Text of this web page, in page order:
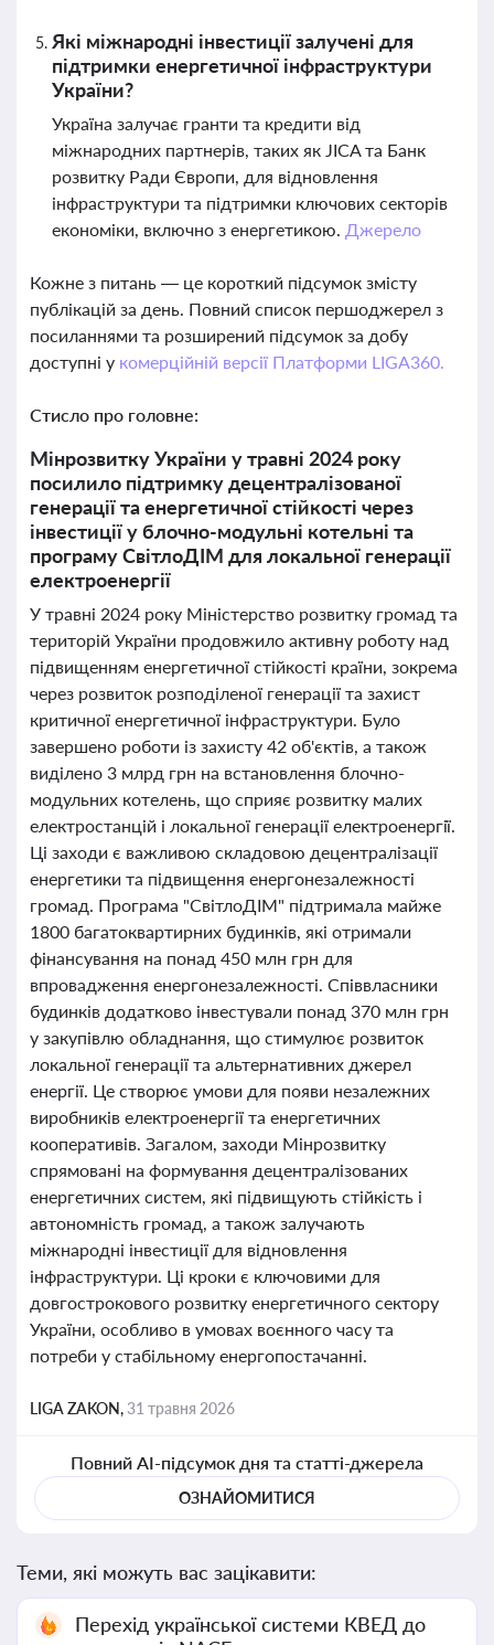
Які міжнародні інвестиції залучені для
підтримки енергетичної інфраструктури
України?
Україна залучає гранти та кредити від
міжнародних партнерів, таких як JICA та Банк
розвитку Ради Європи, для відновлення
інфраструктури та підтримки ключових секторів
економіки, включно з енергетикою. Джерело
Кожне з питань — це короткий підсумок змісту
публікацій за день. Повний список першоджерел з
посиланнями та розширений підсумок за добу
доступні у комерційній версії Платформи LIGA360.
Стисло про головне:
Мінрозвитку України у травні 2024 року
посилило підтримку децентралізованої
генерації та енергетичної стійкості через
інвестиції у блочно-модульні котельні та
програму СвітлоДІМ для локальної генерації
електроенергії
У травні 2024 року Міністерство розвитку громад та
територій України продовжило активну роботу над
підвищенням енергетичної стійкості країни, зокрема
через розвиток розподіленої генерації та захист
критичної енергетичної інфраструктури. Було
завершено роботи із захисту 42 об'єктів, а також
виділено 3 млрд грн на встановлення блочно-
модульних котелень, що сприяє розвитку малих
електростанцій і локальної генерації електроенергії.
Ці заходи є важливою складовою децентралізації
енергетики та підвищення енергонезалежності
громад. Програма "СвітлоДІМ" підтримала майже
1800 багатоквартирних будинків, які отримали
фінансування на понад 450 млн грн для
впровадження енергонезалежності. Співвласники
будинків додатково інвестували понад 370 млн грн
у закупівлю обладнання, що стимулює розвиток
локальної генерації та альтернативних джерел
енергії. Це створює умови для появи незалежних
виробників електроенергії та енергетичних
кооперативів. Загалом, заходи Мінрозвитку
спрямовані на формування децентралізованих
енергетичних систем, які підвищують стійкість і
автономність громад, а також залучають
міжнародні інвестиції для відновлення
інфраструктури. Ці кроки є ключовими для
довгострокового розвитку енергетичного сектору
України, особливо в умовах воєнного часу та
потреби у стабільному енергопостачанні.
LIGA ZAKON,31 травня 2026
Повний AI-підсумок дня та статті-джерела
ОЗНАЙОМИТИСЯ
Теми, які можуть вас зацікавити:
Перехід української системи КВЕД до